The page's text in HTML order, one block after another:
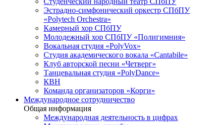
Эстрадно-симфонический оркестр СПбПУ
«Polytech Orchestra»
Камерный хор СПбПУ
Молодежный хор СПбПУ «Полигимния»
Вокальная студия «PolyVox»
Студия академического вокала «Cantabile»
Клуб авторской песни «Четверг»
Танцевальная студия «PolyDance»
КВН
Команда организаторов «Корги»
Международное сотрудничество
Общая информация
Международная деятельность в цифрах